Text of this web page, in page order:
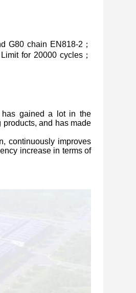
G80 chain EN818-2；
for 20000 cycles；
has gained a lot in the
and has made
continuously improves
increase in terms of